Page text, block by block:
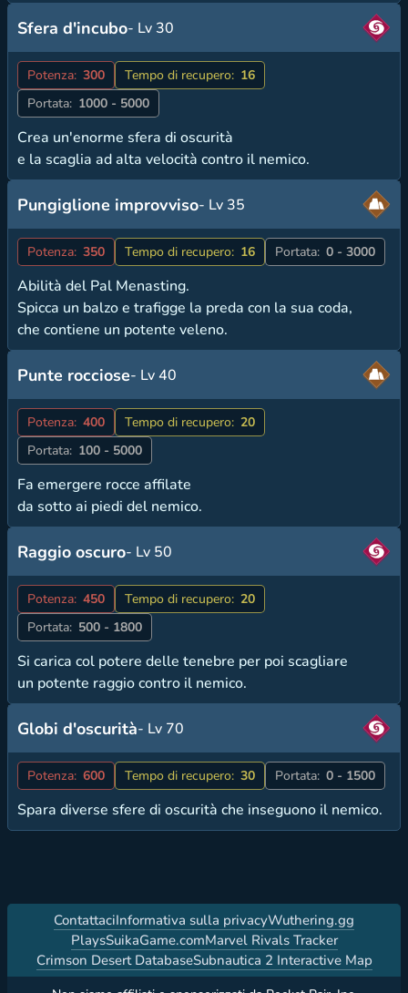
Sfera d'incubo- Lv 30
Potenza: 300 Tempo di recupero: 16
Portata: 1000 - 5000
Crea un'enorme sfera di oscurità
e la scaglia ad alta velocità contro il nemico.
Pungiglione improvviso- Lv 35
Potenza: 350 Tempo di recupero: 16 Portata: 0 - 3000
Abilità del Pal Menasting.
Spicca un balzo e trafigge la preda con la sua coda,
che contiene un potente veleno.
Punte rocciose- Lv 40
Potenza: 400 Tempo di recupero: 20
Portata: 100 - 5000
Fa emergere rocce affilate
da sotto ai piedi del nemico.
Raggio oscuro- Lv 50
Potenza: 450 Tempo di recupero: 20
Portata: 500 - 1800
Si carica col potere delle tenebre per poi scagliare
un potente raggio contro il nemico.
Globi d'oscurità- Lv 70
Potenza: 600 Tempo di recupero: 30 Portata: 0 - 1500
Spara diverse sfere di oscurità che inseguono il nemico.
ContattaciInformativa sulla privacyWuthering.gg
PlaysSuikaGame.comMarvel Rivals Tracker
Crimson Desert DatabaseSubnautica 2 Interactive Map